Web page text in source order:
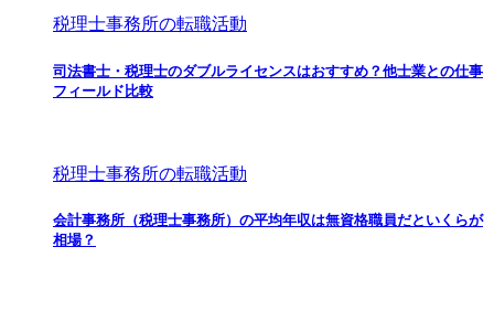
税理士事務所の転職活動
司法書士・税理士のダブルライセンスはおすすめ？他士業との仕事
フィールド比較
税理士事務所の転職活動
会計事務所（税理士事務所）の平均年収は無資格職員だといくらが
相場？